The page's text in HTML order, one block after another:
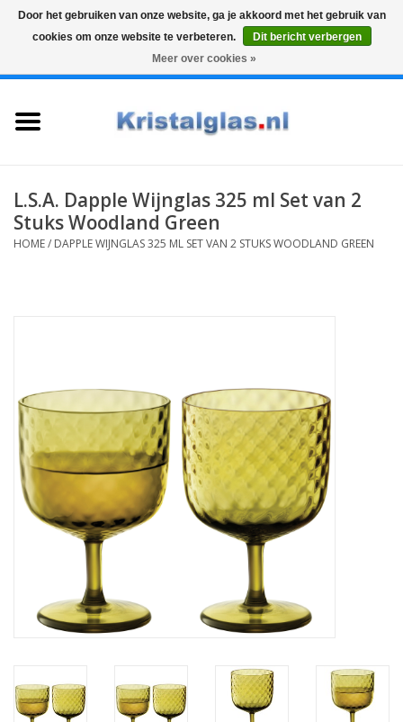
Graveren
Karaffen
Glas graveren
Koffie & Thee
Bar & Wijn
L.S.A. Dapple Wijnglas 325 ml Set van 2
Stuks Woodland Green
HOME/ DAPPLE WIJNGLAS 325 ML SET VAN 2 STUKS WOODLAND GREEN
Door het gebruiken van onze website, ga je akkoord met het gebruik van
cookies om onze website te verbeteren.
Dit bericht verbergen
Meer over cookies »